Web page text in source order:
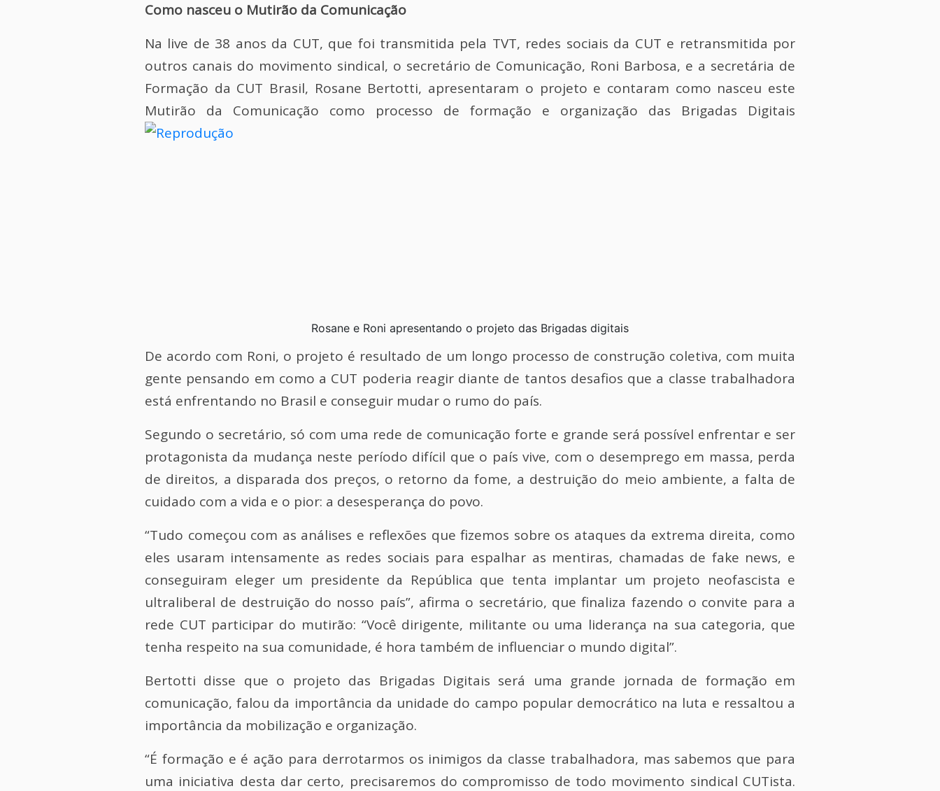
Como nasceu o Mutirão da Comunicação
Na live de 38 anos da CUT, que foi transmitida pela TVT, redes sociais da CUT e retransmitida por
outros canais do movimento sindical, o secretário de Comunicação, Roni Barbosa, e a secretária de
Formação da CUT Brasil, Rosane Bertotti, apresentaram o projeto e contaram como nasceu este
Mutirão da Comunicação como processo de formação e organização das Brigadas Digitais
Rosane e Roni apresentando o projeto das Brigadas digitais
De acordo com Roni, o projeto é resultado de um longo processo de construção coletiva, com muita
gente pensando em como a CUT poderia reagir diante de tantos desafios que a classe trabalhadora
está enfrentando no Brasil e conseguir mudar o rumo do país.
Segundo o secretário, só com uma rede de comunicação forte e grande será possível enfrentar e ser
protagonista da mudança neste período difícil que o país vive, com o desemprego em massa, perda
de direitos, a disparada dos preços, o retorno da fome, a destruição do meio ambiente, a falta de
cuidado com a vida e o pior: a desesperança do povo.
“Tudo começou com as análises e reflexões que fizemos sobre os ataques da extrema direita, como
eles usaram intensamente as redes sociais para espalhar as mentiras, chamadas de fake news, e
conseguiram eleger um presidente da República que tenta implantar um projeto neofascista e
ultraliberal de destruição do nosso país”, afirma o secretário, que finaliza fazendo o convite para a
rede CUT participar do mutirão: “Você dirigente, militante ou uma liderança na sua categoria, que
tenha respeito na sua comunidade, é hora também de influenciar o mundo digital”.
Bertotti disse que o projeto das Brigadas Digitais será uma grande jornada de formação em
comunicação, falou da importância da unidade do campo popular democrático na luta e ressaltou a
importância da mobilização e organização.
“É formação e é ação para derrotarmos os inimigos da classe trabalhadora, mas sabemos que para
uma iniciativa desta dar certo, precisaremos do compromisso de todo movimento sindical CUTista.